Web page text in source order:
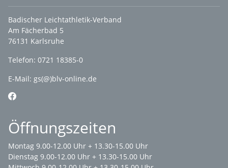
Badischer Leichtathletik-Verband
Am Fächerbad 5
76131 Karlsruhe
Telefon: 0721 18385-0
E-Mail: gs(@)blv-online.de
Öffnungszeiten
Montag 9.00-12.00 Uhr + 13.30-15.00 Uhr
Dienstag 9.00-12.00 Uhr + 13.30-15.00 Uhr